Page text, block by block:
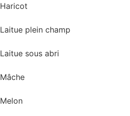
Haricot
Laitue plein champ
Laitue sous abri
Mâche
Melon